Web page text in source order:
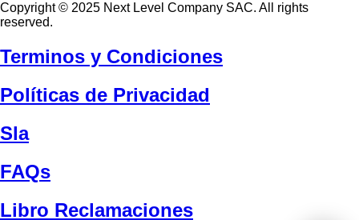
Copyright © 2025 Next Level Company SAC. All rights
reserved.
Terminos y Condiciones
Políticas de Privacidad
Sla
FAQs
Libro Reclamaciones